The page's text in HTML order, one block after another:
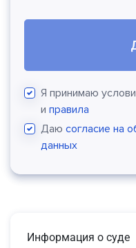
Я принимаю
и правила
Даю согласие на
данных
Информация о суде